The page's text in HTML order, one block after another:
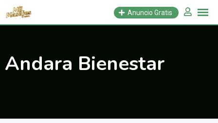
Saltar
Anuncio Gratis
Andara Bienestar